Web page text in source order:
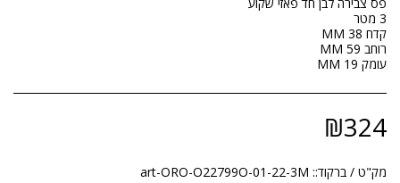
עומק 19 MM
₪324
מק"ט / ברקוד:: art-ORO-O22799O-01-22-3M